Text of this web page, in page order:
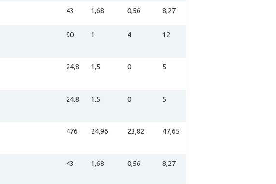
43 1,68 0,56 8,27
90 1 4 12
24,8 1,5 0 5
24,8 1,5 0 5
476 24,96 23,82 47,65
43 1,68 0,56 8,27